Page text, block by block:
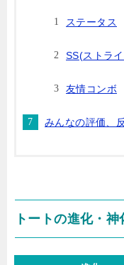
ステータス
SS(ストラ
友情コンボ
みんなの評価、
トートの進化・